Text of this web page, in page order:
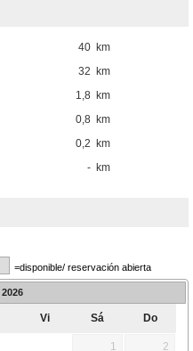
40 km
32 km
1,8 km
0,8 km
0,2 km
- km
=disponible/ reservación abierta
2026
Vi Sá Do
1 2